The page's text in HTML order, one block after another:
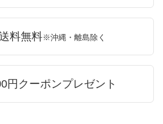
料無料※沖縄・離島除く
円クーポンプレゼント